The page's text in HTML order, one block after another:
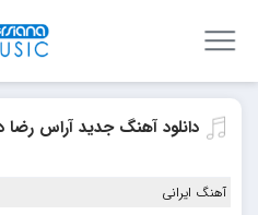
دانلود آهنگ جدید آراس رضا
آهنگ ایرانی